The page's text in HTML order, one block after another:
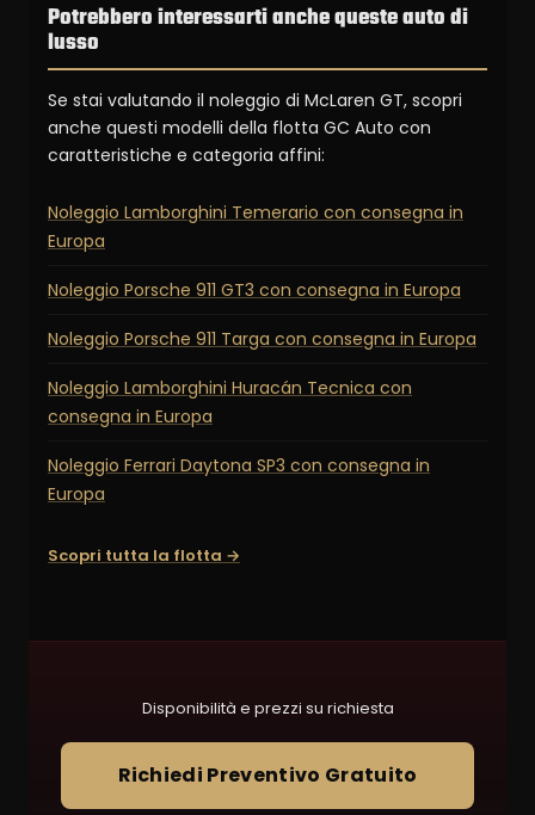
Potrebbero interessarti anche queste auto di
lusso
Se stai valutando il noleggio di McLaren GT, scopri
anche questi modelli della flotta GC Auto con
caratteristiche e categoria affini:
Noleggio Lamborghini Temerario con consegna in
Europa
Noleggio Porsche 911 GT3 con consegna in Europa
Noleggio Porsche 911 Targa con consegna in Europa
Noleggio Lamborghini Huracán Tecnica con
consegna in Europa
Noleggio Ferrari Daytona SP3 con consegna in
Europa
Scopri tutta la flotta →
Disponibilità e prezzi su richiesta
Richiedi Preventivo Gratuito